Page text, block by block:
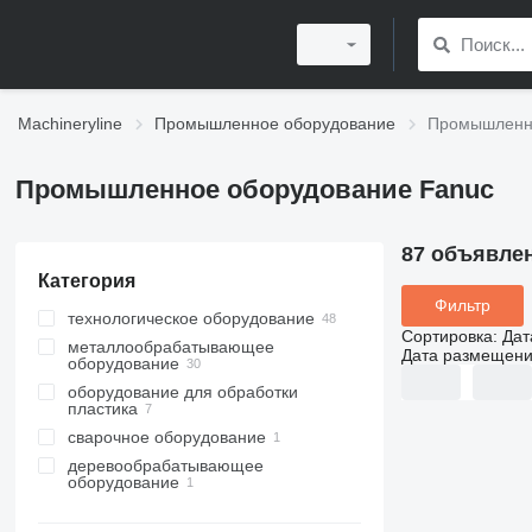
Machineryline Промышленное оборудование
Промышленное оборудование Fanuc
Категория
технологическое оборудование
промышленные роботы
металлообрабатывающее
оборудование
обрабатывающие центры
электроэрозионные станки
фрезерные станки по металлу
станки для резки металла
оборудование для обработки
пластика
термопластавтоматы
сварочное оборудование
сварочные манипуляторы
деревообрабатывающее
оборудование
87
Фильтр
Сортировка:
Дата